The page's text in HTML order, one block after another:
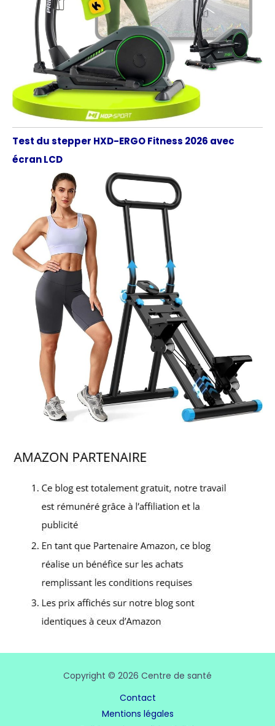
Test du stepper HXD-ERGO Fitness 2026 avec
écran LCD
Copyright © 2026 Centre de santé
Contact
Mentions légales